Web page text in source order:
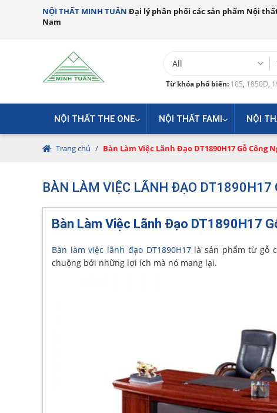
NỘI THẤT MINH TUÂN Đại lý phân phối các sản phẩm Nội
Nam
Từ khóa phổ biến: 105, 1850D,
NỘI THẤT THE ONE NỘI THẤT FAMI NỘI
Trang chủ / Bàn Làm Việc Lãnh Đạo DT1890H17 Gỗ Công
BÀN LÀM VIỆC LÃNH ĐẠO DT1890H17
Bàn Làm Việc Lãnh Đạo DT1890H17
Bàn làm việc lãnh đạo DT1890H17là sản phẩm từ gỗ
chuộng bởi những lợi ích mà nó mang lại.